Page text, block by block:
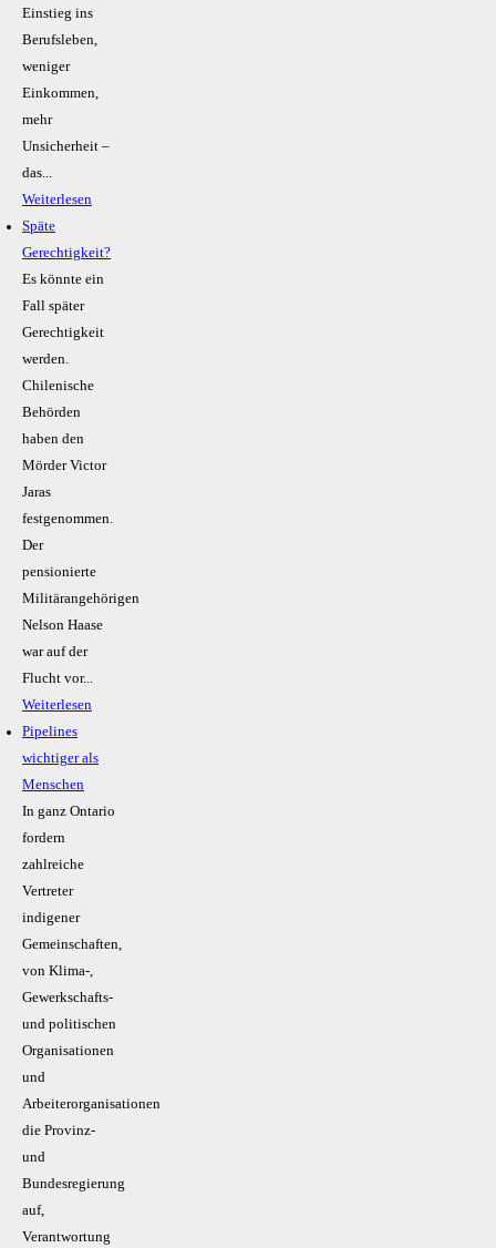
Einstieg ins
Berufsleben,
weniger
Einkommen,
mehr
Unsicherheit –
das...
Weiterlesen
Späte
Gerechtigkeit?
Es könnte ein
Fall später
Gerechtigkeit
werden.
Chilenische
Behörden
haben den
Mörder Victor
Jaras
festgenommen.
Der
pensionierte
Militärangehörigen
Nelson Haase
war auf der
Flucht vor...
Weiterlesen
Pipelines
wichtiger als
Menschen
In ganz Ontario
fordern
zahlreiche
Vertreter
indigener
Gemeinschaften,
von Klima-,
Gewerkschafts-
und politischen
Organisationen
und
Arbeiterorganisationen
die Provinz-
und
Bundesregierung
auf,
Verantwortung